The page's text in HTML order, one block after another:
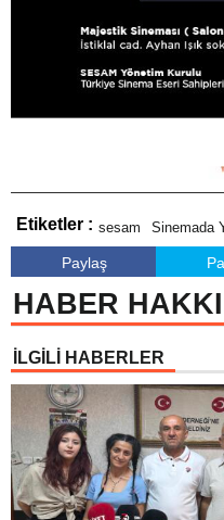
Etiketler : sesam Sinemada
Paylaş
HABER
İLGİLİ HABERLER